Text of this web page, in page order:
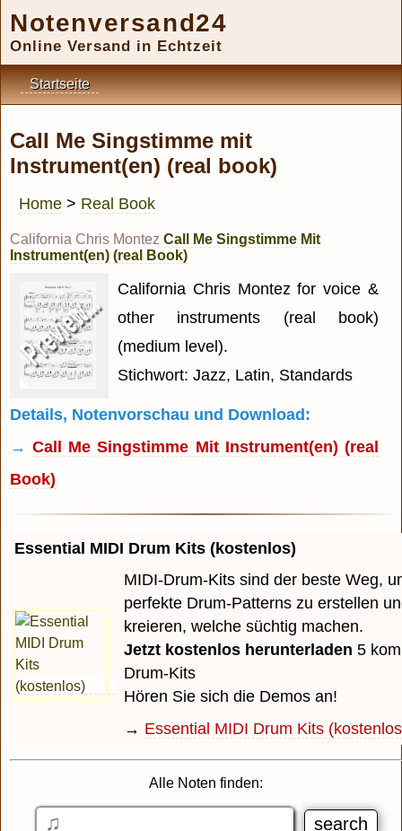
Notenversand24
Online Versand in Echtzeit
Startseite
Call Me Singstimme mit
Instrument(en) (real book)
Home > Real Book
California Chris Montez Call Me Singstimme Mit
Instrument(en) (real Book)
California Chris Montez for voice &
other instruments (real book)
(medium level).
Stichwort: Jazz, Latin, Standards
Details, Notenvorschau und Download:
→Call Me Singstimme Mit Instrument(en) (real
Book)
Essential MIDI Drum Kits (kostenlos)
MIDI-Drum-Kits sind der beste Weg,
perfekte Drum-Patterns zu erstellen
kreieren, welche süchtig machen.
Jetzt kostenlos herunterladen 5
Drum-Kits
Hören Sie sich die Demos an!
→ Essential MIDI Drum Kits
Alle Noten finden: